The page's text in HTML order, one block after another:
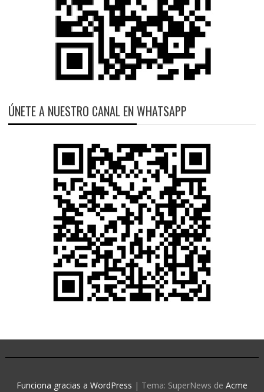
ÚNETE A NUESTRO CANAL EN WHATSAPP
Funciona gracias a WordPress | Tema: SuperNews de Acme